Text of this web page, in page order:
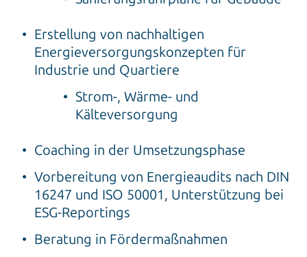
Erstellung von nachhaltigen
Energieversorgungskonzepten für
Industrie und Quartiere
Strom-, Wärme- und
Kälteversorgung
Coaching in der Umsetzungsphase
Vorbereitung von Energieaudits nach DIN
16247 und ISO 50001, Unterstützung bei
ESG-Reportings
Beratung in Fördermaßnahmen